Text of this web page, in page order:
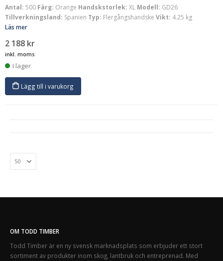
Antal: 500 Färg: Orange Handskstorlek: XL Modell: GD26
Tillverkningsland: Spanien Typ: Flergångshandske Vikt: 4.25 kg
Läs mer
2 188 kr
inkl. moms
I lager
Lägg till i varukorg
OM TODD TIMBER
Todd Timber är en ny svensk marknadsplats som erbjuder ett stort
sortiment av produkter inom skog, lantbruk och entreprenad. Med